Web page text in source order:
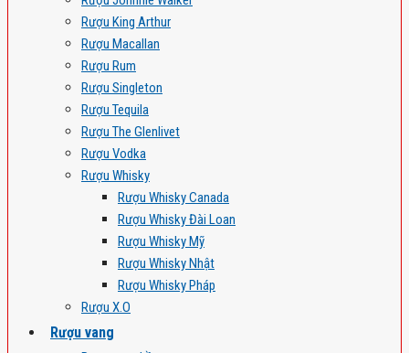
Rượu King Arthur
Rượu Macallan
Rượu Rum
Rượu Singleton
Rượu Tequila
Rượu The Glenlivet
Rượu Vodka
Rượu Whisky
Rượu Whisky Canada
Rượu Whisky Đài Loan
Rượu Whisky Mỹ
Rượu Whisky Nhật
Rượu Whisky Pháp
Rượu X.O
Rượu vang